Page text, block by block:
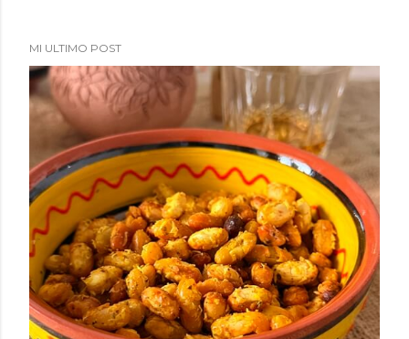
MI ULTIMO POST